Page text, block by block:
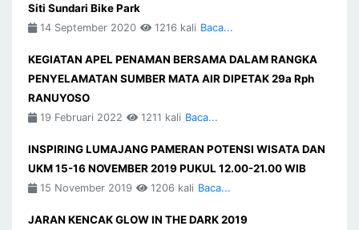
Siti Sundari Bike Park
14 September 2020 1216 kali Baca...
KEGIATAN APEL PENAMAN BERSAMA DALAM RANGKA
PENYELAMATAN SUMBER MATA AIR DIPETAK 29a Rph
RANUYOSO
19 Februari 2022 1211 kali Baca...
INSPIRING LUMAJANG PAMERAN POTENSI WISATA DAN
UKM 15-16 NOVEMBER 2019 PUKUL 12.00-21.00 WIB
15 November 2019 1206 kali Baca...
JARAN KENCAK GLOW IN THE DARK 2019